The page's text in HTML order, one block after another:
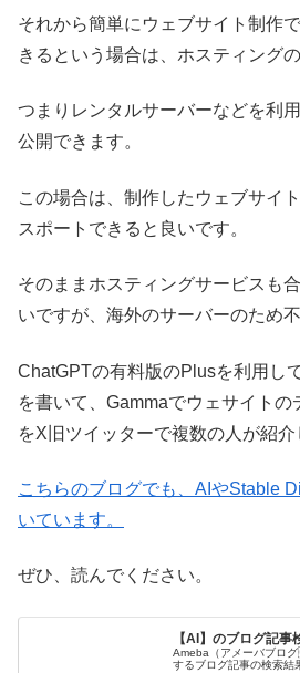
それから簡単にウェブサイト制作
きるという場合は、ホスティング
つまりレンタルサーバーなどを利
公開できます。
この場合は、制作したウェブサイ
スポートできると良いです。
そのままホスティングサービスも
いですが、海外のサーバーのため
ChatGPTの有料版のPlusを利用し
を書いて、Gammaでウェサイト
をX旧ツイッターで複数の人が紹介
こちらのブログでも、AIやStable
いています。
ぜひ、読んでください。
【AI】のブログ記
Ameba（アメーバブロ
するブログ記事の検索結